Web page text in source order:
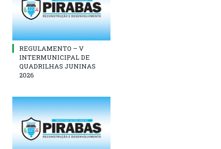
REGULAMENTO – V
INTERMUNICIPAL DE
QUADRILHAS JUNINAS
2026